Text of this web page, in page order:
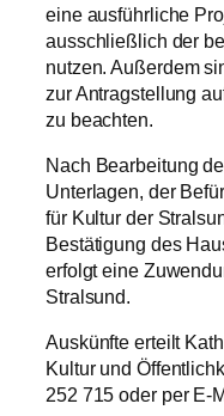
eine ausführliche
ausschließlich der
nutzen. Außerdem
zur Antragstellung
zu beachten.
Nach Bearbeitung
Unterlagen, der
für Kultur der
Bestätigung des
erfolgt eine
Stralsund.
Auskünfte erteilt
Kultur und
252 715 oder per E-